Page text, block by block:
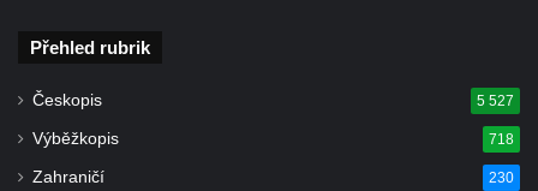
Přehled rubrik
Českopis 5 527
Výběžkopis 718
Zahraničí 230